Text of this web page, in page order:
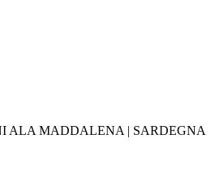
ALA MADDALENA | SARDEGNA